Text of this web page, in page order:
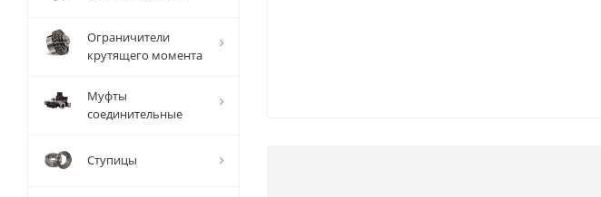
Ограничители
крутящего момента
Муфты
соединительные
Ступицы